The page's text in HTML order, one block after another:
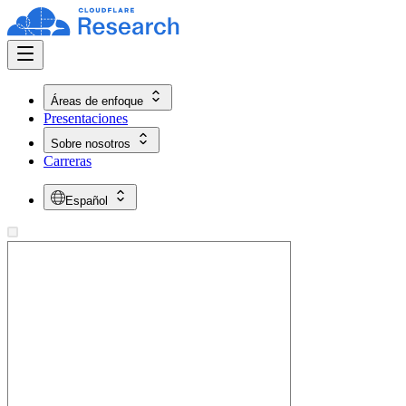
Áreas de enfoque
Presentaciones
Sobre nosotros
Carreras
Español